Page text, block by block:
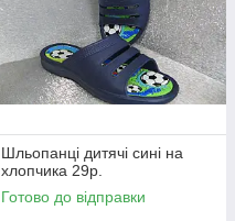
Шльопанці дитячі сині на
хлопчика 29р.
Готово до відправки